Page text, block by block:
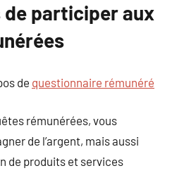
de participer aux
de questionnaire rémunéré
rémunérées, vous
de l’argent, mais aussi
de produits et services